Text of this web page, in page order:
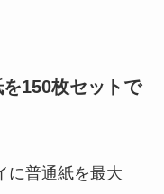
150枚セットで
に普通紙を最大